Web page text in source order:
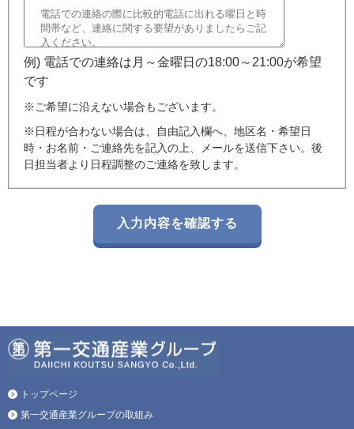
例) 電話での連絡は月～金曜日の18:00～21:00が希望
です
※ご希望に沿えない場合もございます。
※日程が合わない場合は、自由記入欄へ、地区名・希望日
時・お名前・ご連絡先を記入の上、メールを送信下さい。後
日担当者より日程調整のご連絡を致します。
トップページ
第一交通産業グループの取組み